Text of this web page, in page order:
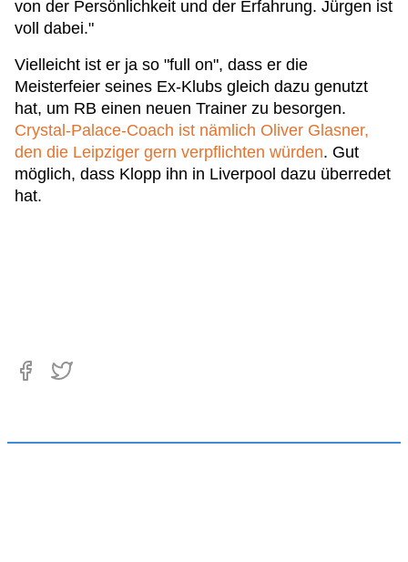
von der Persönlichkeit und der Erfahrung. Jürgen ist
voll dabei."
Vielleicht ist er ja so "full on", dass er die
Meisterfeier seines Ex-Klubs gleich dazu genutzt
hat, um RB einen neuen Trainer zu besorgen.
Crystal-Palace-Coach ist nämlich Oliver Glasner,
den die Leipziger gern verpflichten würden. Gut
möglich, dass Klopp ihn in Liverpool dazu überredet
hat.